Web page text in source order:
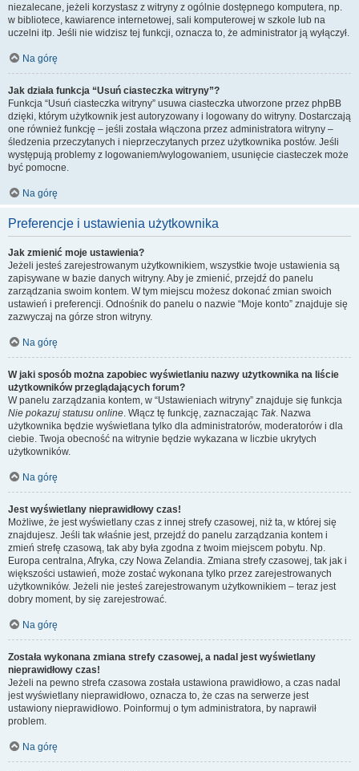
niezalecane, jeżeli korzystasz z witryny z ogólnie dostępnego komputera, np.
w bibliotece, kawiarence internetowej, sali komputerowej w szkole lub na
uczelni itp. Jeśli nie widzisz tej funkcji, oznacza to, że administrator ją wyłączył.
Na górę
Jak działa funkcja “Usuń ciasteczka witryny”?
Funkcja “Usuń ciasteczka witryny” usuwa ciasteczka utworzone przez phpBB
dzięki, którym użytkownik jest autoryzowany i logowany do witryny. Dostarczają
one również funkcję – jeśli została włączona przez administratora witryny –
śledzenia przeczytanych i nieprzeczytanych przez użytkownika postów. Jeśli
występują problemy z logowaniem/wylogowaniem, usunięcie ciasteczek może
być pomocne.
Na górę
Preferencje i ustawienia użytkownika
Jak zmienić moje ustawienia?
Jeżeli jesteś zarejestrowanym użytkownikiem, wszystkie twoje ustawienia są
zapisywane w bazie danych witryny. Aby je zmienić, przejdź do panelu
zarządzania swoim kontem. W tym miejscu możesz dokonać zmian swoich
ustawień i preferencji. Odnośnik do panelu o nazwie “Moje konto” znajduje się
zazwyczaj na górze stron witryny.
Na górę
W jaki sposób można zapobiec wyświetlaniu nazwy użytkownika na liście
użytkowników przeglądających forum?
W panelu zarządzania kontem, w “Ustawieniach witryny” znajduje się funkcja
Nie pokazuj statusu online. Włącz tę funkcję, zaznaczając Tak. Nazwa
użytkownika będzie wyświetlana tylko dla administratorów, moderatorów i dla
ciebie. Twoja obecność na witrynie będzie wykazana w liczbie ukrytych
użytkowników.
Na górę
Jest wyświetlany nieprawidłowy czas!
Możliwe, że jest wyświetlany czas z innej strefy czasowej, niż ta, w której się
znajdujesz. Jeśli tak właśnie jest, przejdź do panelu zarządzania kontem i
zmień strefę czasową, tak aby była zgodna z twoim miejscem pobytu. Np.
Europa centralna, Afryka, czy Nowa Zelandia. Zmiana strefy czasowej, tak jak i
większości ustawień, może zostać wykonana tylko przez zarejestrowanych
użytkowników. Jeżeli nie jesteś zarejestrowanym użytkownikiem – teraz jest
dobry moment, by się zarejestrować.
Na górę
Została wykonana zmiana strefy czasowej, a nadal jest wyświetlany
nieprawidłowy czas!
Jeżeli na pewno strefa czasowa została ustawiona prawidłowo, a czas nadal
jest wyświetlany nieprawidłowo, oznacza to, że czas na serwerze jest
ustawiony nieprawidłowo. Poinformuj o tym administratora, by naprawił
problem.
Na górę